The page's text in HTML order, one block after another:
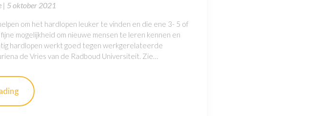
| 5 oktober 2021
om het hardlopen leuker te vinden en die ene 3- 5 of
mogelijkheid om nieuwe mensen te leren kennen en
hardlopen werkt goed tegen werkgerelateerde
de Vries van de Radboud Universiteit. Zie…